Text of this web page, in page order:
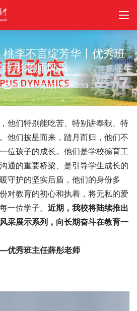
李不言绽芳华丨优秀班
彤老师风采
2024年7月8日 下午12:13
他们特别能吃苦、特别讲奉献、特
他们披星而来，踏月而归，他们不
位孩子的成长。他们是学校德育工
通的重要桥梁、是引导学生成长的
守护的坚实后盾，他们的身份多
对教育的初心和执着，将无私的爱
一位学子。 近期，我校将陆续推出
采展示系列，向长期奋斗在教育一
优秀班主任薛彤老师